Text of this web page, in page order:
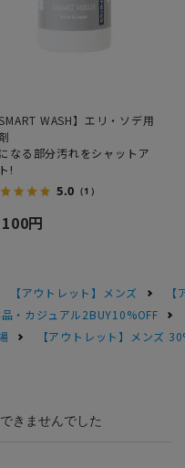
SMART WASH】エリ・ソデ用
なる部分汚れをシャットア
!
5.0 （1）
円
【アウトレット】メンズ
・カジュアル2BUY10%OFF
【アウトレット】メンズ